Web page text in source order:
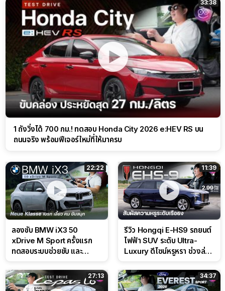
33:38
1 ถังวิ่งได้ 700 กม.! ทดสอบ Honda City 2026 e:HEV RS บน
ถนนจริง พร้อมฟีเจอร์ใหม่ที่ให้มาครบ
22:22
ลองขับ BMW iX3 50
xDrive M Sport ครั้งแรก
ทดสอบระบบช่วยขับ และ
สนาม
11:39
รีวิว Hongqi E-HS9 รถยนต์
ไฟฟ้า SUV ระดับ Ultra-
Luxury ดีไซน์หรูหรา ช่วงล่าง
27:13 34:37